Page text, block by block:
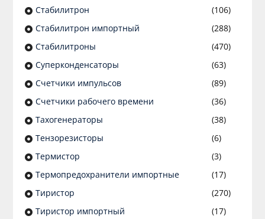
Стабилитрон
(106)
Стабилитрон импортный
(288)
Стабилитроны
(470)
Суперконденсаторы
(63)
Счетчики импульсов
(89)
Счетчики рабочего времени
(36)
Тахогенераторы
(38)
Тензорезисторы
(6)
Термистор
(3)
Термопредохранители импортные
(17)
Тиристор
(270)
Тиристор импортный
(17)